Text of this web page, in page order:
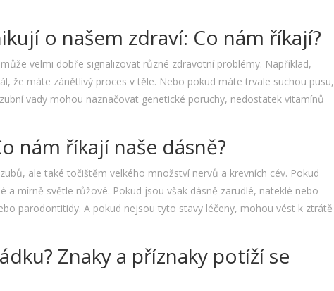
o našem zdraví: Co nám říkají?
velmi dobře signalizovat různé zdravotní problémy. Například,
že máte zánětlivý proces v těle. Nebo pokud máte trvale suchou pusu,
vady mohou naznačovat genetické poruchy, nedostatek vitamínů
nám říkají naše dásně?
ale také točištěm velkého množství nervů a krevních cév. Pokud
a mírně světle růžové. Pokud jsou však dásně zarudlé, nateklé nebo
parodontitidy. A pokud nejsou tyto stavy léčeny, mohou vést k ztrátě
Znaky a příznaky potíží se